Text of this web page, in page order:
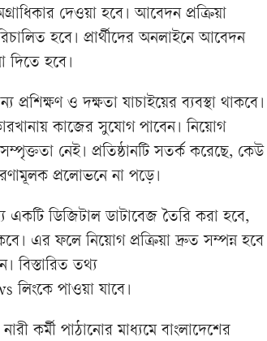
দেওয়া হবে। আবেদন প্রক্রিয়া
হবে। প্রার্থীদের অনলাইনে আবেদন
হবে।
প্রশিক্ষণ ও দক্ষতা যাচাইয়ের ব্যবস্থা থাকবে।
কারখানায় কাজের সুযোগ পাবেন। নিয়োগ
নেই। প্রতিষ্ঠানটি সতর্ক করেছে, কেউ
প্রলোভনে না পড়ে।
একটি ডিজিটাল ডাটাবেজ তৈরি করা হবে,
এর ফলে নিয়োগ প্রক্রিয়া দ্রুত সম্পন্ন হবে
বিস্তারিত তথ্য
পাওয়া যাবে।
কর্মী পাঠানোর মাধ্যমে বাংলাদেশের